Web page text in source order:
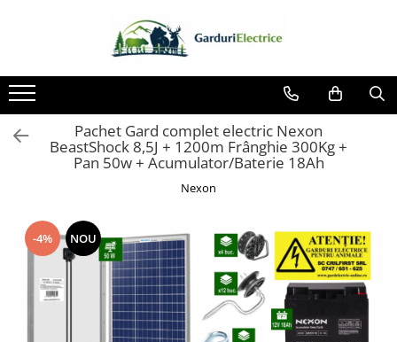
Toate Produsele
Impulsor - Generator Impulsuri -
Pulsator Gard Electric
NEXON BEASTSHOCK
NEXON HEAVYSHOCK
DALTOR
NEXON EASYSHOCK și PITISHOCK
Izolatori Gard Electric
Izolatori – Utilizare generală
Pachet Gard complet electric Nexon
BeastShock 8,5J + 1200m Frânghie 300Kg +
Pan 50w + Acumulator/Baterie 18Ah
Nexon
-4% NOU